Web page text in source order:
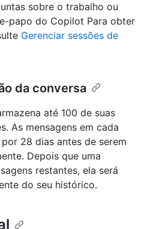
sobre o trabalho ou
papo do Copilot Para obter
Gerenciar sessões de
da conversa
até 100 de suas
As mensagens em cada
28 dias antes de serem
Depois que uma
restantes, ela será
do seu histórico.